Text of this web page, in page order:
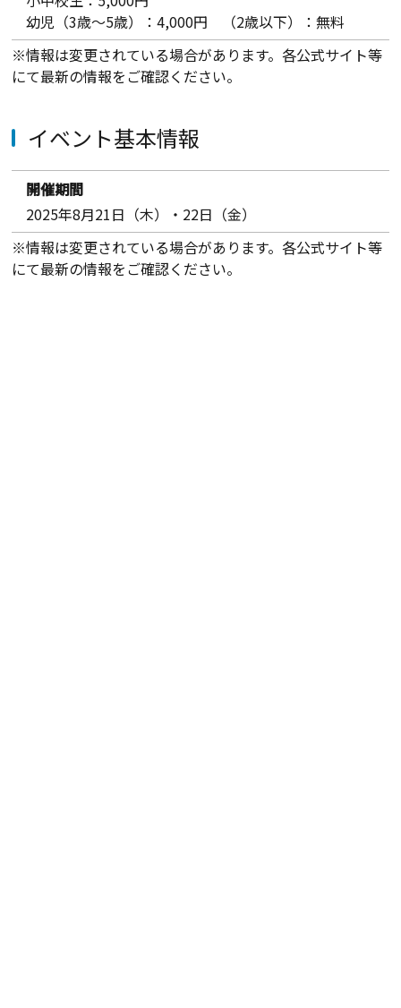
幼児（3歳〜5歳）：4,000円 （2歳以下）：無料
※情報は変更されている場合があります。各公式サイト等
にて最新の情報をご確認ください。
イベント基本情報
開催期間
2025年8月21日（木）・22日（金）
※情報は変更されている場合があります。各公式サイト等
にて最新の情報をご確認ください。